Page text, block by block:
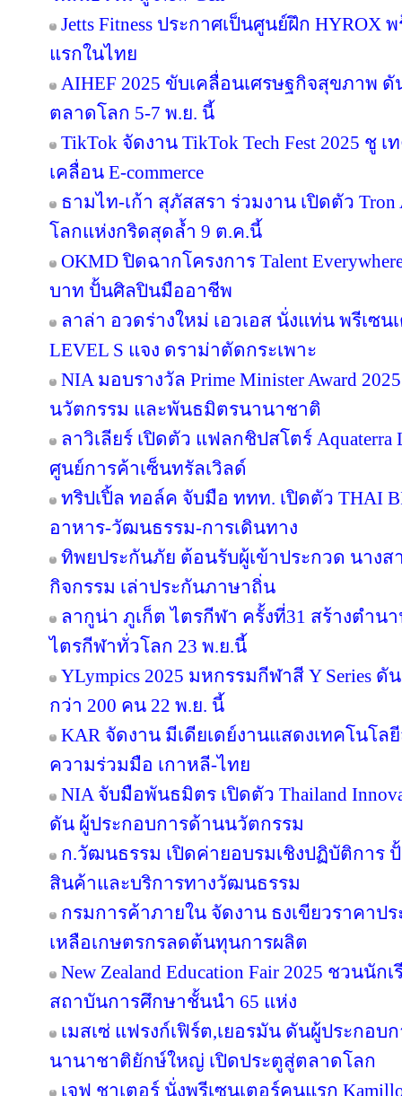
Jetts Fitness ประกาศเป็นศูนย์ฝึก HYROX
แรกในไทย
AIHEF 2025 ขับเคลื่อนเศรษฐกิจสุขภาพ
ตลาดโลก 5-7 พ.ย. นี้
TikTok จัดงาน TikTok Tech Fest 2025 ชู
เคลื่อน E-commerce
ธามไท-เก้า สุภัสสรา ร่วมงาน เปิดตัว
โลกแห่งกริดสุดล้ำ 9 ต.ค.นี้
OKMD ปิดฉากโครงการ Talent
บาท ปั้นศิลปินมืออาชีพ
ลาล่า อวดร่างใหม่ เอวเอส นั่งแท่น พรีเซ
LEVEL S แจง ดราม่าตัดกระเพาะ
NIA มอบรางวัล Prime Minister Award
นวัตกรรม และพันธมิตรนานาชาติ
ลาวิเลียร์ เปิดตัว แฟลกชิปสโตร์
ศูนย์การค้าเซ็นทรัลเวิลด์
ทริปเปิ้ล ทอล์ค จับมือ ททท. เปิดตัว THAI
อาหาร-วัฒนธรรม-การเดินทาง
ทิพยประกันภัย ต้อนรับผู้เข้าประกวด นางส
กิจกรรม เล่าประกันภาษาถิ่น
ลากูน่า ภูเก็ต ไตรกีฬา ครั้งที่31 สร้างตำ
ไตรกีฬาทั่วโลก 23 พ.ย.นี้
YLympics 2025 มหกรรมกีฬาสี Y Series
กว่า 200 คน 22 พ.ย. นี้
KAR จัดงาน มีเดียเดย์งานแสดงเทคโนโ
ความร่วมมือ เกาหลี-ไทย
NIA จับมือพันธมิตร เปิดตัว Thailand
ดัน ผู้ประกอบการด้านนวัตกรรม
ก.วัฒนธรรม เปิดค่ายอบรมเชิงปฏิบัติการ
สินค้าและบริการทางวัฒนธรรม
กรมการค้าภายใน จัดงาน ธงเขียวราคาป
เหลือเกษตรกรลดต้นทุนการผลิต
New Zealand Education Fair 2025 ชวนนั
สถาบันการศึกษาชั้นนำ 65 แห่ง
เมสเซ่ แฟรงก์เฟิร์ต,เยอรมัน ดันผู้ประกอบ
นานาชาติยักษ์ใหญ่ เปิดประตูสู่ตลาดโลก
เจฟ ชาเตอร์ นั่งพรีเซนเตอร์คนแรก